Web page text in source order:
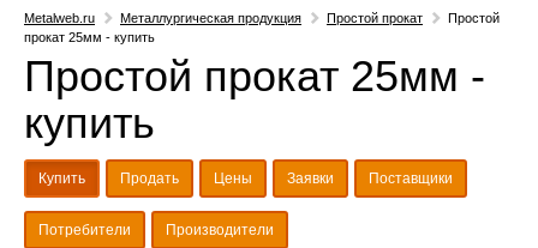
Metalweb.ru Металлургическая продукция Простой прокат
Простой
прокат 25мм - купить
Простой прокат 25мм -
купить
Купить Продать Цены Заявки Поставщики
Потребители Производители